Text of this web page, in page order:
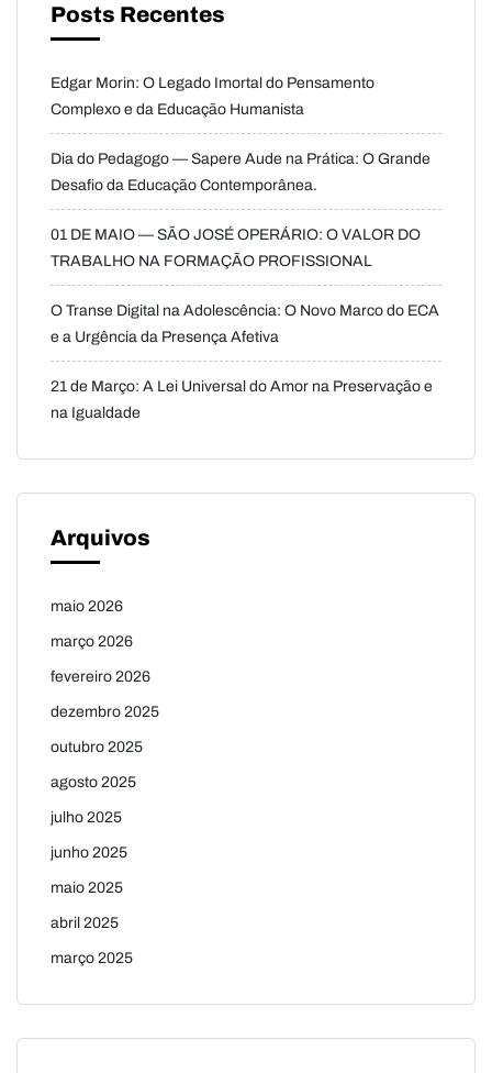
Posts Recentes
Edgar Morin: O Legado Imortal do Pensamento
Complexo e da Educação Humanista
Dia do Pedagogo — Sapere Aude na Prática: O Grande
Desafio da Educação Contemporânea.
01 DE MAIO — SÃO JOSÉ OPERÁRIO: O VALOR DO
TRABALHO NA FORMAÇÃO PROFISSIONAL
O Transe Digital na Adolescência: O Novo Marco do ECA
e a Urgência da Presença Afetiva
21 de Março: A Lei Universal do Amor na Preservação e
na Igualdade
Arquivos
maio 2026
março 2026
fevereiro 2026
dezembro 2025
outubro 2025
agosto 2025
julho 2025
junho 2025
maio 2025
abril 2025
março 2025